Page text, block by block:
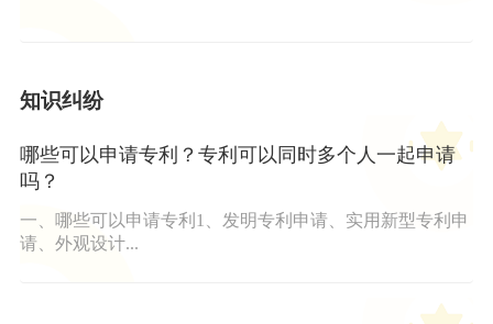
知识纠纷
哪些可以申请专利？专利可以同时多个人一起申请
吗？
一、哪些可以申请专利1、发明专利申请、实用新型专利申
请、外观设计...